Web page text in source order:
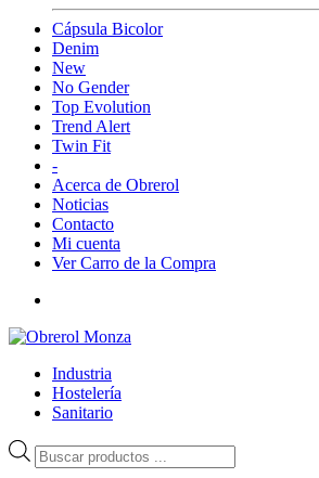
Cápsula Bicolor
Denim
New
No Gender
Top Evolution
Trend Alert
Twin Fit
-
Acerca de Obrerol
Noticias
Contacto
Mi cuenta
Ver Carro de la Compra
Industria
Hostelería
Sanitario
Búsqueda
de